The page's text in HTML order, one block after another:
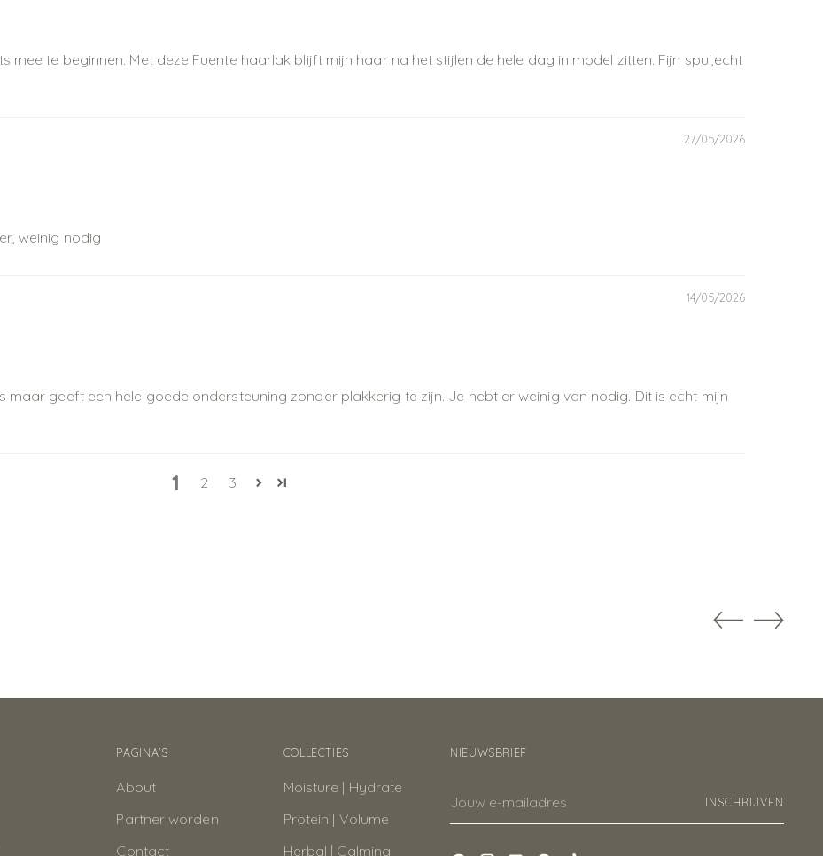
mee te beginnen. Met deze Fuente haarlak blijft mijn haar na het stijlen de hele dag in model zitten. Fijn spul,echt
27/05/2026
weinig nodig
14/05/2026
maar geeft een hele goede ondersteuning zonder plakkerig te zijn. Je hebt er weinig van nodig. Dit is echt mijn
1 2 3
PAGINA'S
About
Partner worden
Contact
COLLECTIES
Moisture | Hydrate
Protein | Volume
Herbal | Calming
NIEUWSBRIEF
e-
INSCHRIJVEN